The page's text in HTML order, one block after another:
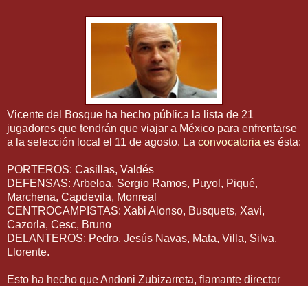
Vicente del Bosque ha hecho pública la lista de 21
jugadores que tendrán que viajar a México para enfrentarse
a la selección local el 11 de agosto. La convocatoria es ésta:
PORTEROS: Casillas, Valdés
DEFENSAS: Arbeloa, Sergio Ramos, Puyol, Piqué,
Marchena, Capdevila, Monreal
CENTROCAMPISTAS: Xabi Alonso, Busquets, Xavi,
Cazorla, Cesc, Bruno
DELANTEROS: Pedro, Jesús Navas, Mata, Villa, Silva,
Llorente.
Esto ha hecho que Andoni Zubizarreta, flamante director